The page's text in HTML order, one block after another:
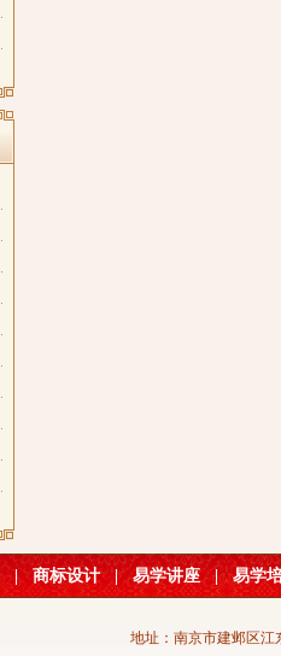
| 商标设计 | 易学讲座 | 易学
地址：南京市建邺区江